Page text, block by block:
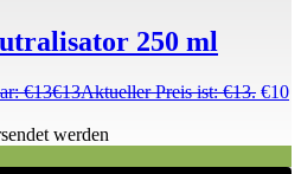
250 ml
€13€13Aktueller Preis ist: €13. €10
werden